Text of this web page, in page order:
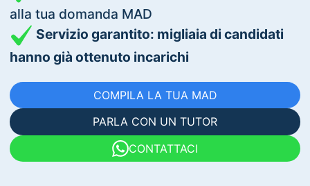
alla tua domanda MAD
Servizio garantito: migliaia di candidati
hanno già ottenuto incarichi
COMPILA LA TUA MAD
PARLA CON UN TUTOR
CONTATTACI